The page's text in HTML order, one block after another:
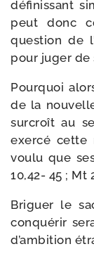
défi­nis­sant
peut donc
ques­tion de
pour juger de
Pourquoi
de la
sur­croît au
exer­cé cette
vou­lu que
10,42- 45 ; Mt
Briguer le
conqué­rir
d’am­bi­tion